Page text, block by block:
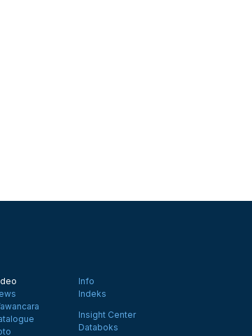
Info
Indeks
Insight Center
Databoks